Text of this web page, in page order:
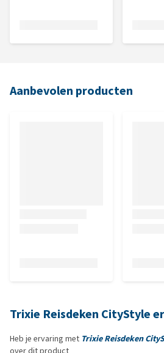
Aanbevolen producten
Trixie Reisdeken CityStyle
Heb je ervaring met Trixie Reisdeken